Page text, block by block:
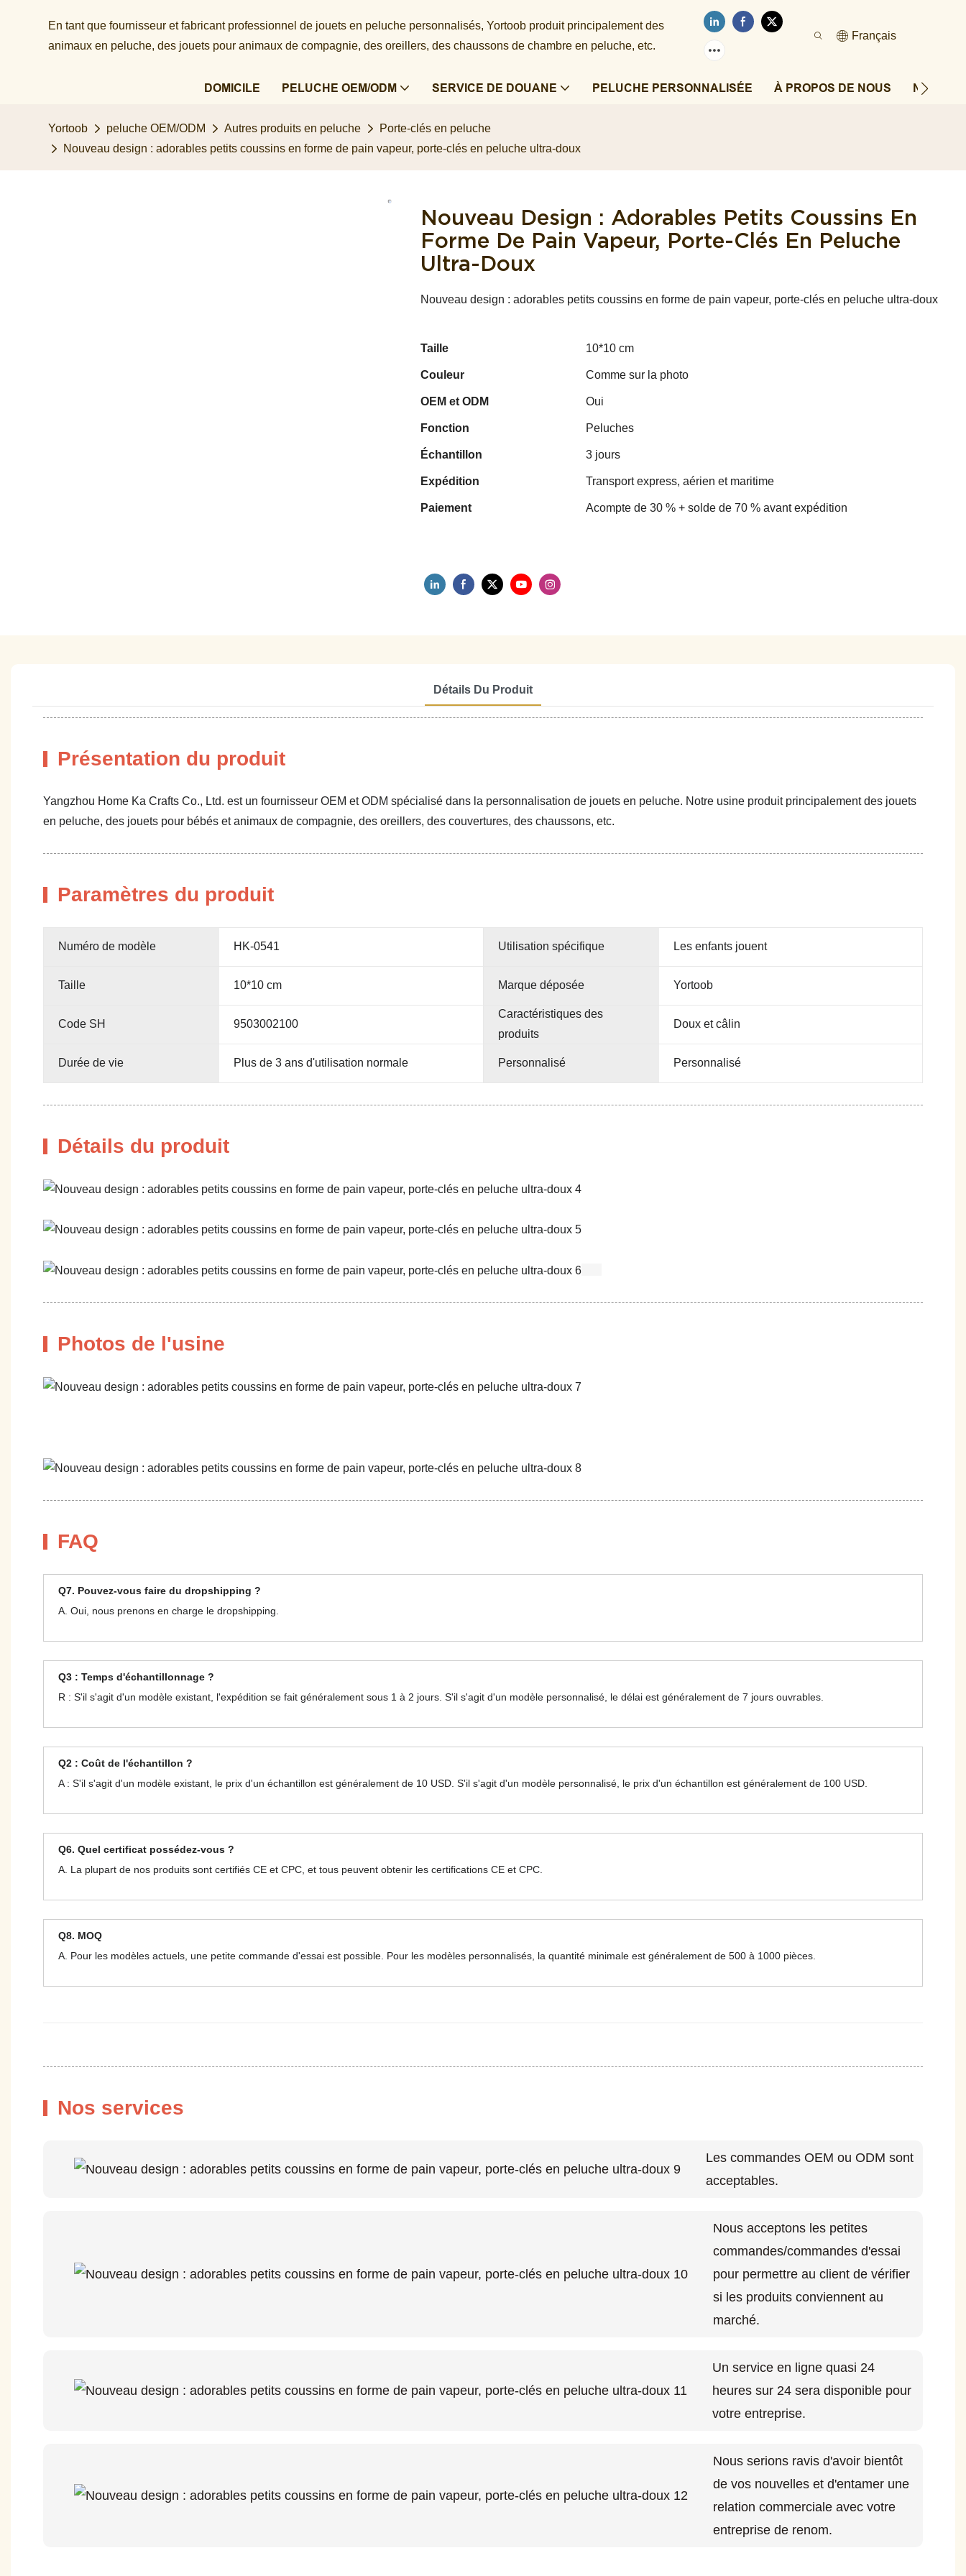
En tant que fournisseur et fabricant professionnel de jouets en peluche personnalisés, Yortoob produit principalement des
animaux en peluche, des jouets pour animaux de compagnie, des oreillers, des chaussons de chambre en peluche, etc.
Français
DOMICILE PELUCHE OEM/ODM SERVICE DE DOUANE PELUCHE PERSONNALISÉE À PROPOS DE NOUS
Yortoob peluche OEM/ODM Autres produits en peluche
Porte-clés en peluche
Nouveau design : adorables petits coussins en forme de pain vapeur, porte-clés en peluche ultra-doux
Nouveau Design : Adorables Petits Coussins En
Forme De Pain Vapeur, Porte-Clés En Peluche
Ultra-Doux
Nouveau design : adorables petits coussins en forme de pain vapeur, porte-clés en peluche ultra-doux
Taille 10*10 cm
Couleur Comme sur la photo
OEM et ODM Oui
Fonction Peluches
Échantillon 3 jours
Expédition Transport express, aérien et maritime
Paiement Acompte de 30 % + solde de 70 % avant expédition
Détails Du Produit
Présentation du produit
Yangzhou Home Ka Crafts Co., Ltd. est un fournisseur OEM et ODM spécialisé dans la personnalisation de jouets en peluche. Notre usine produit principalement des jouets
en peluche, des jouets pour bébés et animaux de compagnie, des oreillers, des couvertures, des chaussons, etc.
Paramètres du produit
Numéro de modèle HK-0541 Utilisation spécifique Les enfants jouent
Taille 10*10 cm Marque déposée Yortoob
Code SH 9503002100
Caractéristiques des
produits
Doux et câlin
Durée de vie Plus de 3 ans d'utilisation normale Personnalisé Personnalisé
Détails du produit
Photos de l'usine
FAQ
Q7. Pouvez-vous faire du dropshipping ?
A. Oui, nous prenons en charge le dropshipping.
Q3 : Temps d'échantillonnage ?
R : S'il s'agit d'un modèle existant, l'expédition se fait généralement sous 1 à 2 jours. S'il s'agit d'un modèle personnalisé, le délai est généralement de 7 jours ouvrables.
Q2 : Coût de l'échantillon ?
A : S'il s'agit d'un modèle existant, le prix d'un échantillon est généralement de 10 USD. S'il s'agit d'un modèle personnalisé, le prix d'un échantillon est généralement de 100 USD.
Q6. Quel certificat possédez-vous ?
A. La plupart de nos produits sont certifiés CE et CPC, et tous peuvent obtenir les certifications CE et CPC.
Q8. MOQ
A. Pour les modèles actuels, une petite commande d'essai est possible. Pour les modèles personnalisés, la quantité minimale est généralement de 500 à 1000 pièces.
Nos services
Les commandes OEM ou ODM sont
acceptables.
Nous acceptons les petites
commandes/commandes d'essai
pour permettre au client de vérifier
si les produits conviennent au
marché.
Un service en ligne quasi 24
heures sur 24 sera disponible pour
votre entreprise.
Nous serions ravis d'avoir bientôt
de vos nouvelles et d'entamer une
relation commerciale avec votre
entreprise de renom.